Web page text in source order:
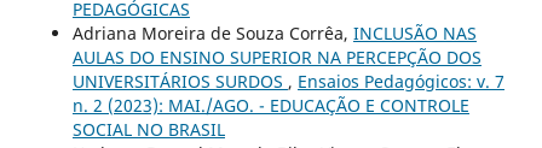
PEDAGÓGICAS
Adriana Moreira de Souza Corrêa, INCLUSÃO NAS
AULAS DO ENSINO SUPERIOR NA PERCEPÇÃO DOS
UNIVERSITÁRIOS SURDOS , Ensaios Pedagógicos: v. 7
n. 2 (2023): MAI./AGO. - EDUCAÇÃO E CONTROLE
SOCIAL NO BRASIL